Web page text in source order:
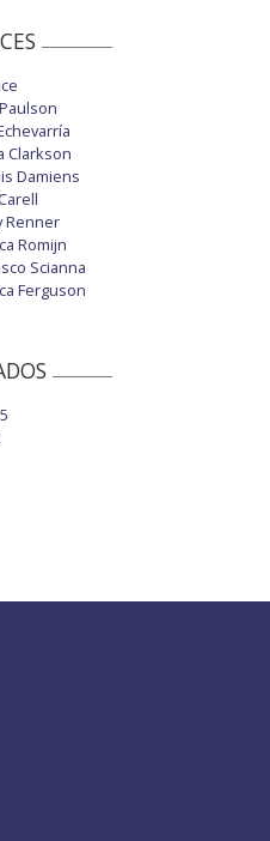
Clarkson
Damiens
Renner
Romijn
Scianna
Ferguson